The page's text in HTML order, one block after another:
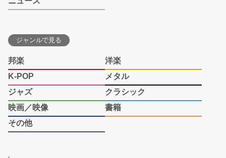
ジャンルで見る
邦楽
洋楽
K-POP
メタル
ジャズ
クラシック
映画／映像
書籍
その他